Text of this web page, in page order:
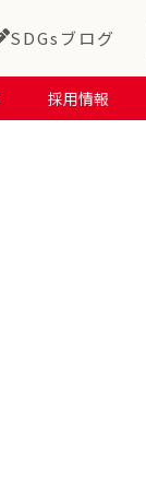
SDGsブログ
採用情報